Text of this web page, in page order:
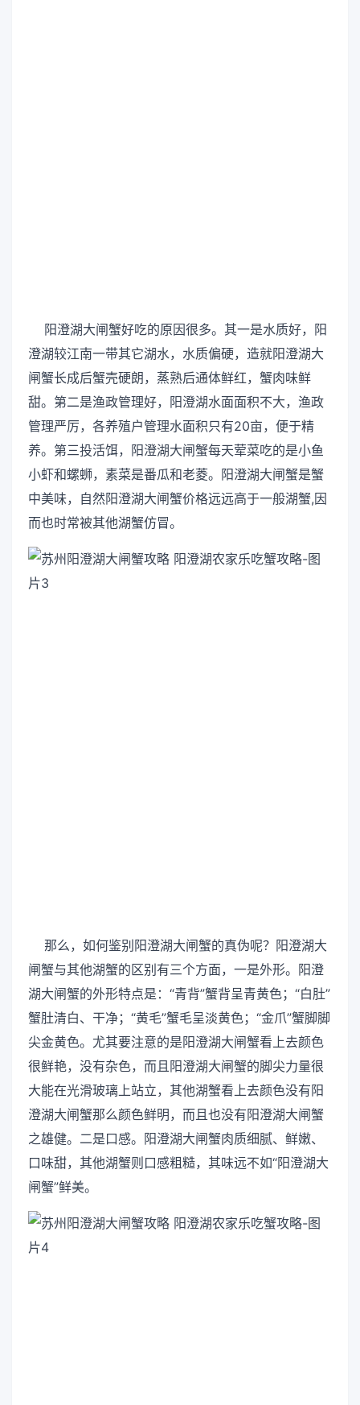
阳澄湖大闸蟹好吃的原因很多。其一是水质好，阳
澄湖较江南一带其它湖水，水质偏硬，造就阳澄湖大
闸蟹长成后蟹壳硬朗，蒸熟后通体鲜红，蟹肉味鲜
甜。第二是渔政管理好，阳澄湖水面面积不大，渔政
管理严厉，各养殖户管理水面积只有20亩，便于精
养。第三投活饵，阳澄湖大闸蟹每天荤菜吃的是小鱼
小虾和螺蛳，素菜是番瓜和老菱。阳澄湖大闸蟹是蟹
中美味，自然阳澄湖大闸蟹价格远远高于一般湖蟹,因
而也时常被其他湖蟹仿冒。
那么，如何鉴别阳澄湖大闸蟹的真伪呢？阳澄湖大
闸蟹与其他湖蟹的区别有三个方面，一是外形。阳澄
湖大闸蟹的外形特点是：“青背”蟹背呈青黄色；“白肚”
蟹肚清白、干净；“黄毛”蟹毛呈淡黄色；“金爪”蟹脚脚
尖金黄色。尤其要注意的是阳澄湖大闸蟹看上去颜色
很鲜艳，没有杂色，而且阳澄湖大闸蟹的脚尖力量很
大能在光滑玻璃上站立，其他湖蟹看上去颜色没有阳
澄湖大闸蟹那么颜色鲜明，而且也没有阳澄湖大闸蟹
之雄健。二是口感。阳澄湖大闸蟹肉质细腻、鲜嫩、
口味甜，其他湖蟹则口感粗糙，其味远不如“阳澄湖大
闸蟹”鲜美。